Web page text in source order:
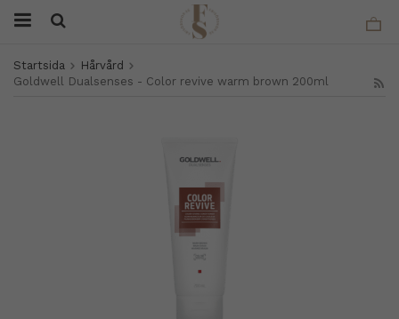
Startsida
Hårvård
Goldwell Dualsenses - Color revive warm brown 200ml